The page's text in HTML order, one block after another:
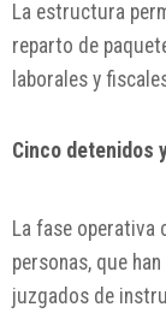
La estructura
reparto de
laborales y
Cinco detenidos
La fase operativa
personas, que
juzgados de